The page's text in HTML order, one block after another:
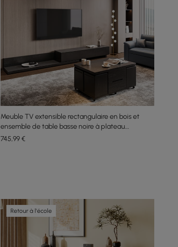
Meuble TV extensible rectangulaire en bois et
ensemble de table basse noire à plateau
relevable avec rangement
745,99€
Retour à l'école